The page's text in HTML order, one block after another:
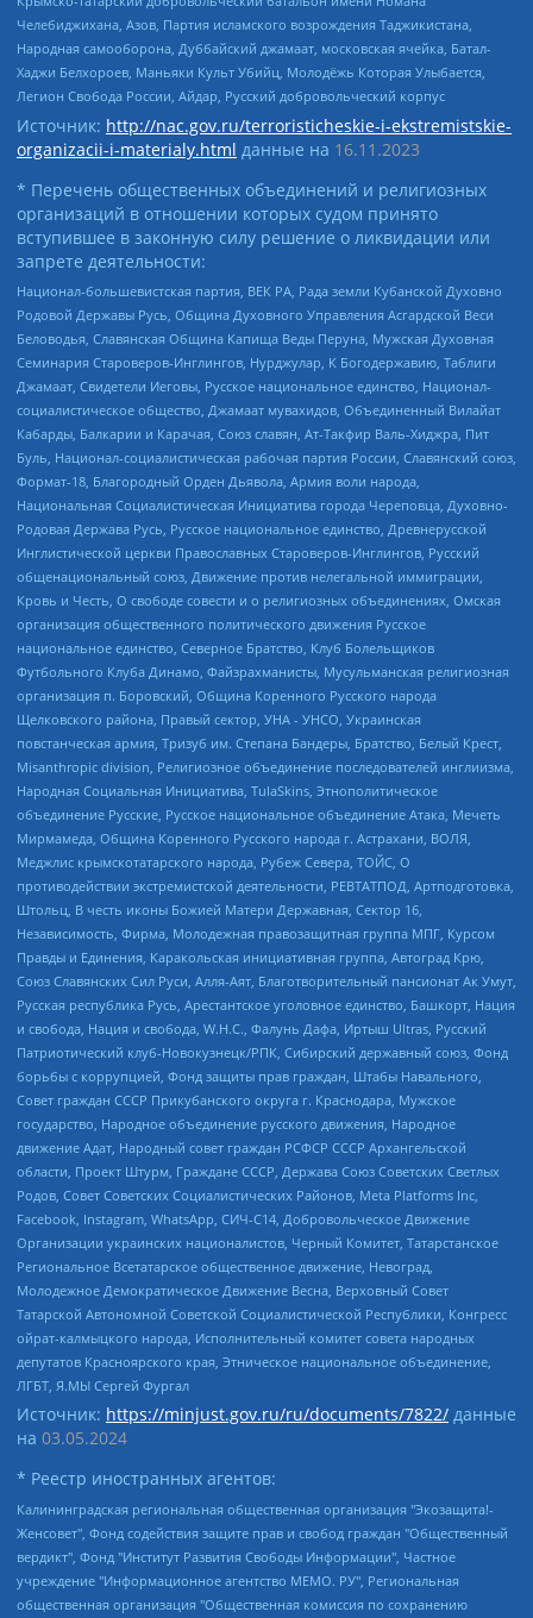
Челебиджихана, Азов, Партия исламского возрождения Таджикистана,
Народная самооборона, Дуббайский джамаат, московская ячейка, Батал-
Хаджи Белхороев, Маньяки Культ Убийц, Молодёжь Которая Улыбается,
Легион Свобода России, Айдар, Русский добровольческий корпус
Источник: http://nac.gov.ru/terroristicheskie-i-ekstremistskie-
organizacii-i-materialy.html данные на 16.11.2023
* Перечень общественных объединений и религиозных
организаций в отношении которых судом принято
вступившее в законную силу решение о ликвидации или
запрете деятельности:
Национал-большевистская партия, ВЕК РА, Рада земли Кубанской Духовно
Родовой Державы Русь, Община Духовного Управления Асгардской Веси
Беловодья, Славянская Община Капища Веды Перуна, Мужская Духовная
Семинария Староверов-Инглингов, Нурджулар, К Богодержавию, Таблиги
Джамаат, Свидетели Иеговы, Русское национальное единство, Национал-
социалистическое общество, Джамаат мувахидов, Объединенный Вилайат
Кабарды, Балкарии и Карачая, Союз славян, Ат-Такфир Валь-Хиджра, Пит
Буль, Национал-социалистическая рабочая партия России, Славянский союз,
Формат-18, Благородный Орден Дьявола, Армия воли народа,
Национальная Социалистическая Инициатива города Череповца, Духовно-
Родовая Держава Русь, Русское национальное единство, Древнерусской
Инглистической церкви Православных Староверов-Инглингов, Русский
общенациональный союз, Движение против нелегальной иммиграции,
Кровь и Честь, О свободе совести и о религиозных объединениях, Омская
организация общественного политического движения Русское
национальное единство, Северное Братство, Клуб Болельщиков
Футбольного Клуба Динамо, Файзрахманисты, Мусульманская религиозная
организация п. Боровский, Община Коренного Русского народа
Щелковского района, Правый сектор, УНА - УНСО, Украинская
повстанческая армия, Тризуб им. Степана Бандеры, Братство, Белый Крест,
Misanthropic division, Религиозное объединение последователей инглиизма,
Народная Социальная Инициатива, TulaSkins, Этнополитическое
объединение Русские, Русское национальное объединение Атака, Мечеть
Мирмамеда, Община Коренного Русского народа г. Астрахани, ВОЛЯ,
Меджлис крымскотатарского народа, Рубеж Севера, ТОЙС, О
противодействии экстремистской деятельности, РЕВТАТПОД, Артподготовка,
Штольц, В честь иконы Божией Матери Державная, Сектор 16,
Независимость, Фирма, Молодежная правозащитная группа МПГ, Курсом
Правды и Единения, Каракольская инициативная группа, Автоград Крю,
Союз Славянских Сил Руси, Алля-Аят, Благотворительный пансионат Ак Умут,
Русская республика Русь, Арестантское уголовное единство, Башкорт, Нация
и свобода, Нация и свобода, W.H.С., Фалунь Дафа, Иртыш Ultras, Русский
Патриотический клуб-Новокузнецк/РПК, Сибирский державный союз, Фонд
борьбы с коррупцией, Фонд защиты прав граждан, Штабы Навального,
Совет граждан СССР Прикубанского округа г. Краснодара, Мужское
государство, Народное объединение русского движения, Народное
движение Адат, Народный совет граждан РСФСР СССР Архангельской
области, Проект Штурм, Граждане СССР, Держава Союз Советских Светлых
Родов, Совет Советских Социалистических Районов, Meta Platforms Inc,
Facebook, Instagram, WhatsApp, СИЧ-С14, Добровольческое Движение
Организации украинских националистов, Черный Комитет, Татарстанское
Региональное Всетатарское общественное движение, Невоград,
Молодежное Демократическое Движение Весна, Верховный Совет
Татарской Автономной Советской Социалистической Республики, Конгресс
ойрат-калмыцкого народа, Исполнительный комитет совета народных
депутатов Красноярского края, Этническое национальное объединение,
ЛГБТ, Я.МЫ Сергей Фургал
Источник: https://minjust.gov.ru/ru/documents/7822/ данные
на 03.05.2024
* Реестр иностранных агентов:
Калининградская региональная общественная организация "Экозащита!-Женсовет", Фонд содействия защите прав и свобод граждан "Общественный вердикт", Фонд "Институт Развития Свободы Информации", Частное учреждение "Информационное агентство МЕМО. РУ", Региональная общественная организация "Общественная комиссия по сохранению наследия академика Сахарова", Фонд поддержки свободы прессы, Санкт-Петербургская общественная правозащитная организация "Гражданский контроль", Межрегиональная общественная организация "Информационно-просветительский центр "Мемориал", Региональный Фонд "Центр Защиты Прав Средств Массовой Информации", с 05.12.2023 Фонд "Центр Защиты Прав Средств массовой информации", Региональная общественная благотворительная организация помощи беженцам и мигрантам "Гражданское содействие", Негосударственное образовательное учреждение дополнительного профессионального образования (повышение квалификации) специалистов "АКАДЕМИЯ ПО ПРАВАМ ЧЕЛОВЕКА", Свердловская региональная общественная организация "Сутяжник", Автономная некоммерческая организация "Центр независимых социологических исследований", Союз общественных объединений "Российский исследовательский центр по правам человека", Региональное общественное учреждение научно-информационный центр "МЕМОРИАЛ", Некоммерческая организация "Фонд защиты гласности", Автономная некоммерческая организация "Институт прав человека", Городская общественная организация "Екатеринбургское общество "МЕМОРИАЛ", Городская общественная организация "Рязанское историко-просветительское и правозащитное общество "Мемориал" (Рязанский Мемориал), Челябинский региональный орган общественной самодеятельности – женское общественное объединение "Женщины Евразии", Челябинский региональный орган общественной самодеятельности "Уральская правозащитная группа", Фонд содействия защите здоровья и социальной справедливости имени Андрея Рылькова, Автономная Некоммерческая Организация "Аналитический Центр Юрия Левады", Автономная некоммерческая организация социальной поддержки населения "Проект Апрель", Региональная общественная организация помощи женщинам и детям, находящимся в кризисной ситуации "Информационно-методический центр "Анна", Фонд содействия развитию массовых коммуникаций и правовому просвещению "Так-так-Так", Фонд содействия устойчивому развитию "Серебряная тайга", Свердловский региональный общественный фонд социальных проектов "Новое время", "Idel.Реалии", Кавказ.Реалии, Крым.Реалии, Телеканал Настоящее Время, Татаро-башкирская служба Радио Свобода (Azatliq Radiosi), Радио Свободная Европа/Радио Свобода (PCE/PC), "Сибирь.Реалии", "Фактограф", Благотворительный фонд помощи осужденным и их семьям, Автономная некоммерческая организация "Институт глобализации и социальных движений", Фонд "В защиту прав заключенных", Частное учреждение "Центр поддержки и содействия развитию средств массовой информации", Пензенский региональный общественный благотворительный фонд "Гражданский союз", "Север.Реалии", Некоммерческая организация Фонд "Правовая инициатива", Общество с ограниченной ответственностью "Радио Свободная Европа/Радио Свобода", Чешское информационное агентство "MEDIUM-ORIENT", Красноярская региональная общественная организация "Мы против СПИДа", Камалягин Денис Николаевич, Маркелов Сергей Евгеньевич, Пономарев Лев Александрович, Савицкая Людмила Алексеевна, Автономная некоммерческая организация "Центр по работе с проблемой насилия "НАСИЛИЮ.НЕТ", Межрегиональный профессиональный союз работников здравоохранения "Альянс врачей", Юридическое лицо, зарегистрированное в Латвийской Республике, SIA "Medusa Project" (регистрационный номер 40103797863, дата регистрации 10.06.2014), Некоммерческая организация "Фонд по борьбе с коррупцией", Автономная некоммерческая организация "Институт права и публичной политики", Баданин Роман Сергеевич, Гликин Максим Александрович, Железнова Мария Михайловна, Лукьянова Юлия Сергеевна, Маетная Елизавета Витальевна, Маняхин Петр Борисович, Чуракова Ольга Владимировна, Ярош Юлия Петровна, Юридическое лицо "The Insider SIA", зарегистрированное в Риге, Латвийская Республика (дата регистрации 26.06.2015), являющееся администратором доменного имени интернет-издания "The Insider SIA", https://theins.ru, Постернак Алексей Евгеньевич, Рубин Михаил Аркадьевич, Анин Роман Александрович, Юридическое лицо Istories fonds, зарегистрированное в Латвийской Республике (регистрационный номер 50008295751, дата регистрации 24.02.2020), Великовский Дмитрий Александрович, Долинина Ирина Николаевна, Мароховская Алеся Алексеевна, Шлейнов Роман Юрьевич, Шмагун Олеся Валентиновна, Общество с ограниченной ответственностью "Альтаир 2021", Общество с ограниченной ответственностью "Вега 2021", Общество с ограниченной ответственностью "Главный редактор 2021", Общество с ограниченной ответственностью "Ромашки монолит", Важенков Артем Валерьевич, Ивановская областная общественная организация "Центр гендерных исследований", Гурман Юрий Альбертович, Медиапроект "ОВД-Инфо", Егоров Владимир Владимирович, Жилинский Владимир Александрович, Общество с ограниченной ответственностью "ЗП", Иванова София Юрьевна, Карезина Инна Павловна, Кильтау Екатерина Викторовна, Петров Алексей Викторович, Пискунов Сергей Евгеньевич, Смирнов Сергей Сергеевич, Тихонов Михаил Сергеевич, Общество с ограниченной ответственностью "ЖУРНАЛИСТ-ИНОСТРАННЫЙ АГЕНТ", Арапова Галина Юрьевна, Вольтская Татьяна Анатольевна, Американская компания "Mason G.E.S. Anonymous Foundation" (США), являющаяся владельцем интернет-издания https://mnews.world/, Компания "Stichting Bellingcat", зарегистрированная в Нидерландах (дата регистрации 11.07.2018), Захаров Андрей Вячеславович, Клепиковская Екатерина Дмитриевна, Общество с ограниченной ответственностью "МЕМО", Перл Роман Александрович, Симонов Евгений Алексеевич, Соловьева Елена Анатольевна, Сотников Даниил Владимирович, Сурначева Елизавета Дмитриевна, Автономная некоммерческая организация по защите прав человека и информированию населения "Якутия – Наше Мнение", Общество с ограниченной ответственностью "Москоу диджитал медиа", с 26.01.2023 Общество с ограниченной ответственностью "Чайка Белые сады", Ветошкина Валерия Валерьевна, Заговора Максим Александрович, Межрегиональное общественное движение "Российская ЛГБТ - сеть", Оленичев Максим Владимирович, Павлов Иван Юрьевич, Скворцова Елена Сергеевна, Общество с ограниченной ответственностью "Как бы инагент", Кочетков Игорь Викторович, Общество с ограниченной ответственностью "Честные выборы", Еланчик Олег Александрович, Общество с ограниченной ответственностью "Нобелевский призыв", Гималова Регина Эмилевна, Григорьев Андрей Валерьевич, Григорьева Алина Александровна, Ассоциация по содействию защите прав призывников, альтернативнослужащих и военнослужащих "Правозащитная группа "Гражданин.Армия.Право", Хисамова Регина Фаритовна, Автономная некоммерческая организация по реализации социально-правовых программ "Лилит", Дальневосточное общественное движение "Маяк", Санкт-Петербургская ЛГБТ-инициативная группа "Выход", Инициативная группа ЛГБТ+ "Реверс", Алексеев Андрей Викторович, Бекбулатова Таисия Львовна, Беляев Иван Михайлович, Владыкина Елена Сергеевна, Гельман Марат Александрович, Никульшина Вероника Юрьевна, Толоконникова Надежда Андреевна, Шендерович Виктор Анатольевич, Общество с ограниченной ответственностью "Данное сообщение", Общество с ограниченной ответственностью Издательский дом "Новая глава", Айнбиндер Александра Александровна, Московский комьюнити-центр для ЛГБТ+инициатив, Благотворительный фонд развития филантропии, Deutsche Welle (Германия, Kurt-Schumacher-Strasse 3, 53113 Bonn), Борзунова Мария Михайловна, Воробьев Виктор Викторович, Голубева Анна Львовна, Константинова Алла Михайловна, Малкова Ирина Владимировна, Мурадов Мурад Абдулгалимович, Осетинская Елизавета Николаевна, Понасенков Евгений Николаевич, Ганапольский Матвей Юрьевич, Киселев Евгений Алексеевич, Борухович Ирина Григорьевна, Дремин Иван Тимофеевич, Дубровский Дмитрий Викторович, Красноярская региональная общественная организация поддержки и развития альтернативных образовательных технологий и межкультурных коммуникаций "ИНТЕРРА", Маяковская Екатерина Алексеевна, Фейгин Марк Захарович, Филимонов Андрей Викторович, Дзугкоева Регина Николаевна, Доброхотов Роман Александрович, Дудь Юрий Александрович, Елкин Сергей Владимирович, Кругликов Кирилл Игоревич, Сабунаева Мария Леонидовна, Семенов Алексей Владимирович, Шаинян Карен Багратович, Шульман Екатерина Михайловна, Асафьев Артур Валерьевич, Вахштайн Виктор Семенович, Венедиктов Алексей Алексеевич, Лушникова Екатерина Евгеньевна, Волков Леонид Михайлович, Невзоров Александр Глебович, Пархоменко Сергей Борисович, Сироткин Ярослав Николаевич, Кара-Мурза Владимир Владимирович, Баранова Наталья Владимировна, Гозман Леонид Яковлевич, Кагарлицкий Борис Юльевич, Климарев Михаил Валерьевич, Милов Владимир Станиславович, Автономная некоммерческая организация Краснодарский центр современного искусства "Типография", Моргенштерн Алишер Тагирович, Соболь Любовь Эдуардовна, Общество с ограниченной ответственностью "ЛИЗА НОРМ", Каспаров Гарри Кимович, Ходорковский Михаил Борисович, Общество с ограниченной ответственностью "Апрельские тезисы", Данилович Ирина Брониславовна, Кашин Олег Владимирович, Петров Николай Владимирович, Пивоваров Алексей Владимирович, Соколов Михаил Владимирович, Цветкова Юлия Владимировна, Чичваркин Евгений Александрович, Комитет против пыток/Команда против пыток, Общество с ограниченной ответственностью "Первый научный", Общество с ограниченной ответственностью "Вертолет и ко", Белоцерковская Вероника Борисовна, Кац Максим Евгеньевич, Лазарева Татьяна Юрьевна, Шаведдинов Руслан Табризович, Яшин Илья Валерьевич, Общество с ограниченной ответственностью "Иноагент ААВ", Алешковский Дмитрий Петрович, Альбац Евгения Марковна, Быков Дмитрий Львович, Галямина Юлия Евгеньевна, Лойко Сергей Леонидович, Мартынов Кирилл Константинович, Медведев Сергей Александрович, Крашенинников Федор Геннадиевич, Гордеева Катерина Вл